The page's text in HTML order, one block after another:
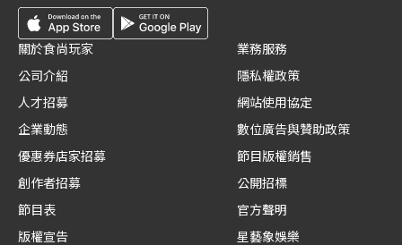
關於食尚玩家
公司介紹
人才招募
企業動態
優惠券店家招募
創作者招募
節目表
版權宣告
業務服務
隱私權政策
網站使用協定
數位廣告與贊助政策
節目版權銷售
公開招標
官方聲明
星藝象娛樂